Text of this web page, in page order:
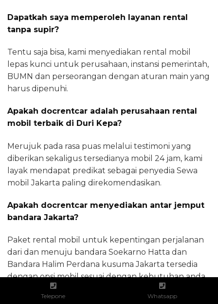
Dapatkah saya memperoleh layanan rental
tanpa supir?
Tentu saja bisa, kami menyediakan rental mobil
lepas kunci untuk perusahaan, instansi pemerintah,
BUMN dan perseorangan dengan aturan main yang
harus dipenuhi.
Apakah docrentcar adalah perusahaan rental
mobil terbaik di Duri Kepa?
Merujuk pada rasa puas melalui testimoni yang
diberikan sekaligus tersedianya mobil 24 jam, kami
layak mendapat predikat sebagai penyedia Sewa
mobil Jakarta paling direkomendasikan.
Apakah docrentcar menyediakan antar jemput
bandara Jakarta?
Paket rental mobil untuk kepentingan perjalanan
dari dan menuju bandara Soekarno Hatta dan
Bandara Halim Perdana kusuma Jakarta tersedia
dengan opsi mobil sesuai dengan kebutuhan anda.
Bagaimana saya dapat mencari penyedia jasa
Telepone Whatsapp